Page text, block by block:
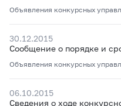
Объявления конкурсных
30.12.2015
Сообщение о порядке и
Объявления конкурсных
06.10.2015
Сведения о ходе